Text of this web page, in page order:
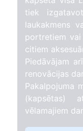
tiek
laukakmens
portretiem
citiem
Piedāvājam
renovācijas
Pakalpojuma
(kapsētas)
vēlamajiem